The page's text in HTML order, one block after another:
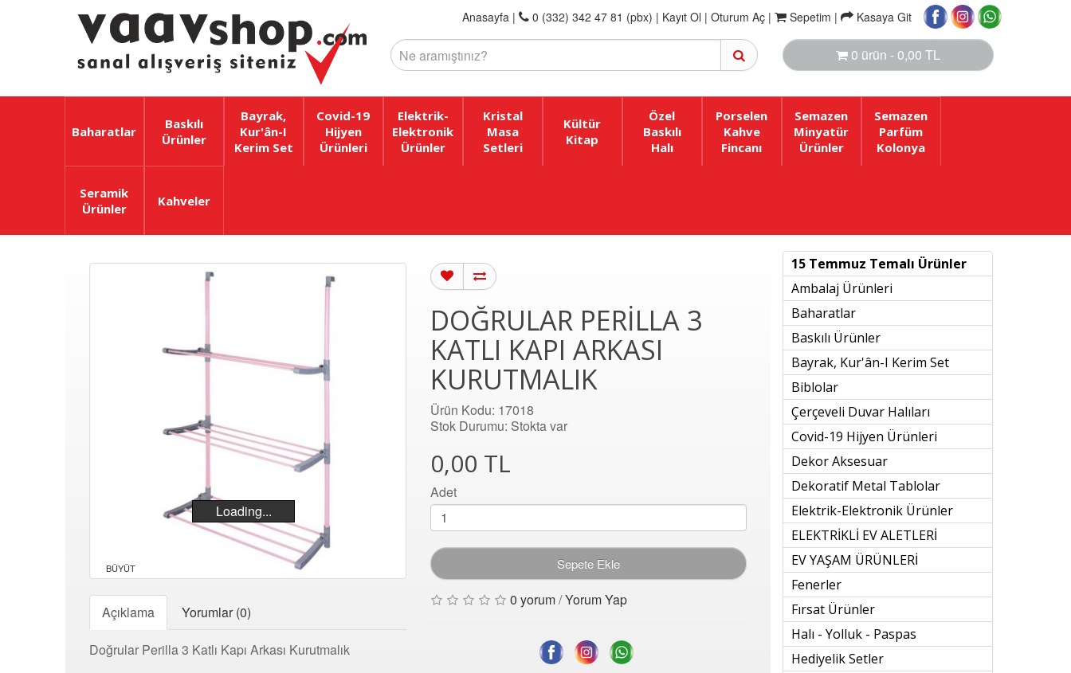
Anasayfa| 0 (332) 342 47 81 (pbx) | Kayıt Ol | Oturum Aç | Sepetim | Kasaya Git
0 ürün - 0,00 TL
Baharatlar
Baskılı
Ürünler
Bayrak,
Kur'ân-I
Kerim Set
Covid-19
Hijyen
Ürünleri
Elektrik-
Elektronik
Ürünler
Kristal
Masa
Setleri
Kültür
Kitap
Özel
Baskılı
Halı
Porselen
Kahve
Fincanı
Semazen
Minyatür
Ürünler
Semazen
Parfüm
Kolonya
Seramik
Ürünler
Kahveler
Loading...
BÜYÜT
Açıklama Yorumlar (0)
Doğrular Perilla 3 Katlı Kapı Arkası Kurutmalık
DOĞRULAR PERILLA 3
KATLI KAPI ARKASI
KURUTMALIK
Ürün Kodu: 17018
Stok Durumu: Stokta var
0,00 TL
Adet
Sepete Ekle
0 yorum/Yorum Yap
15 Temmuz Temalı Ürünler
Ambalaj Ürünleri
Baharatlar
Baskılı Ürünler
Bayrak, Kur'ân-I Kerim Set
Biblolar
Çerçeveli Duvar Halıları
Covid-19 Hijyen Ürünleri
Dekor Aksesuar
Dekoratif Metal Tablolar
Elektrik-Elektronik Ürünler
ELEKTRİKLİ EV ALETLERİ
EV YAŞAM ÜRÜNLERİ
Fenerler
Fırsat Ürünler
Halı - Yolluk - Paspas
Hediyelik Setler